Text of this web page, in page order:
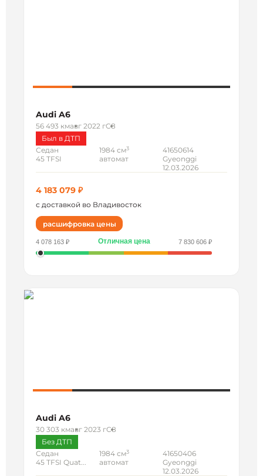
Audi A6
56 493 кмавг 2022 гC8
Был в ДТП
Седан
45 TFSI
1984 см3
автомат
41650614
Gyeonggi
12.03.2026
4 183 079 ₽
с доставкой во Владивосток
расшифровка цены
4 078 163 ₽ Отличная цена 7 830 606 ₽
Audi A6
30 303 кмавг 2023 гC8
Без ДТП
Седан
45 TFSI Quat...
1984 см3
автомат
41650406
Gyeonggi
12.03.2026